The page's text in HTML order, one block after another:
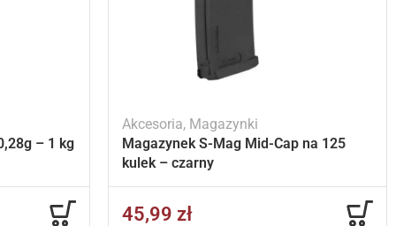
– 1 kg
Akcesoria, Magazynki
Magazynek S-Mag Mid-Cap na 125
kulek – czarny
45,99 zł